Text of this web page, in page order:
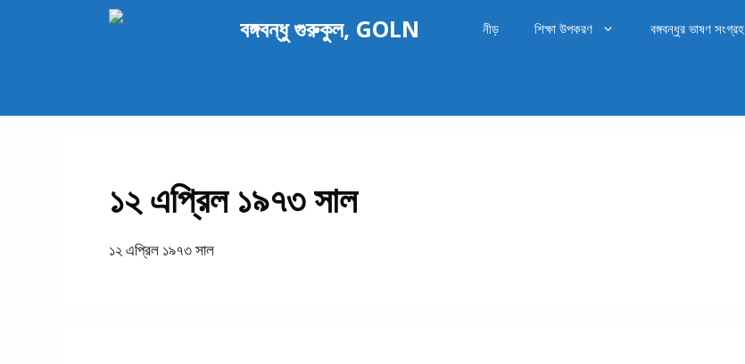
বঙ্গবন্ধু গুরুকুল, GOLN নীড় শিক্ষা উপকরণ বঙ্গবন্ধুর ভাষণ সংগ্রহ
১২ এপ্রিল ১৯৭৩ সাল
১২ এপ্রিল ১৯৭৩ সাল